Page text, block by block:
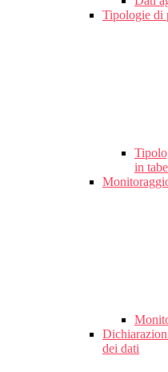
Tipologie di
in
dei dati